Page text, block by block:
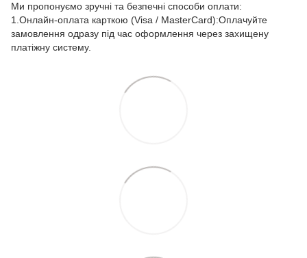
Ми пропонуємо зручні та безпечні способи оплати:
1.Онлайн-оплата карткою (Visa / MasterCard):Оплачуйте
замовлення одразу під час оформлення через захищену
платіжну систему.